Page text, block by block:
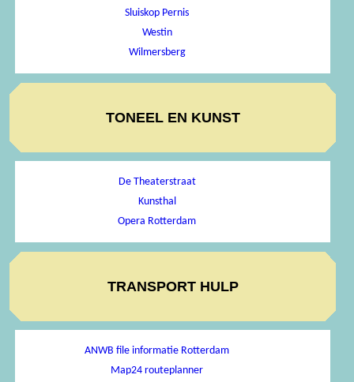
Sluiskop Pernis
Westin
Wilmersberg
TONEEL EN KUNST
De Theaterstraat
Kunsthal
Opera Rotterdam
TRANSPORT HULP
ANWB file informatie Rotterdam
Map24 routeplanner